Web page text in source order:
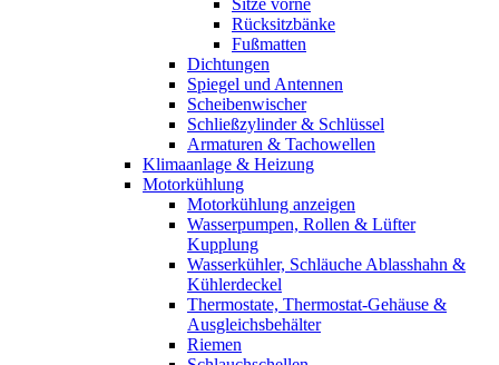
Rücksitzbänke
Fußmatten
Dichtungen
Spiegel und Antennen
Scheibenwischer
Schließzylinder & Schlüssel
Armaturen & Tachowellen
Klimaanlage & Heizung
Motorkühlung
Motorkühlung anzeigen
Wasserpumpen, Rollen & Lüfter
Kupplung
Wasserkühler, Schläuche Ablasshahn &
Kühlerdeckel
Thermostate, Thermostat-Gehäuse &
Ausgleichsbehälter
Riemen